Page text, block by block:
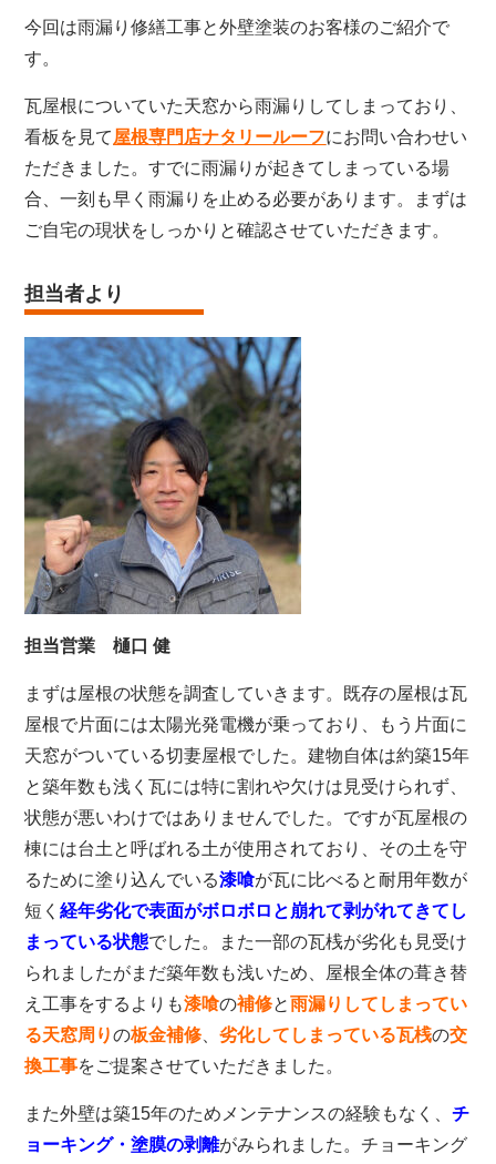
今回は雨漏り修繕工事と外壁塗装のお客様のご紹介で
す。
瓦屋根についていた天窓から雨漏りしてしまっており、
看板を見て屋根専門店ナタリールーフにお問い合わせい
ただきました。すでに雨漏りが起きてしまっている場
合、一刻も早く雨漏りを止める必要があります。まずは
ご自宅の現状をしっかりと確認させていただきます。
担当者より
担当営業 樋口 健
まずは屋根の状態を調査していきます。既存の屋根は瓦
屋根で片面には太陽光発電機が乗っており、もう片面に
天窓がついている切妻屋根でした。建物自体は約築15年
と築年数も浅く瓦には特に割れや欠けは見受けられず、
状態が悪いわけではありませんでした。ですが瓦屋根の
棟には台土と呼ばれる土が使用されており、その土を守
るために塗り込んでいる漆喰が瓦に比べると耐用年数が
短く経年劣化で表面がボロボロと崩れて剥がれてきてし
まっている状態でした。また一部の瓦桟が劣化も見受け
られましたがまだ築年数も浅いため、屋根全体の葺き替
え工事をするよりも漆喰の補修と雨漏りしてしまってい
る天窓周りの板金補修 、劣化してしまっている瓦桟の交
換工事をご提案させていただきました。
また外壁は築15年のためメンテナンスの経験もなく、チ
ョーキング・塗膜の剥離がみられました。チョーキング